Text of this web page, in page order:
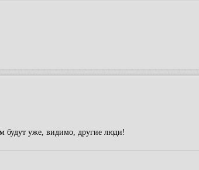
будут уже, видимо, другие люди!